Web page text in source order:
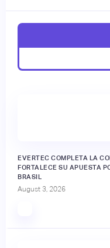
EVERTEC COMPLETA LA
FORTALECE SU APUESTA
BRASIL
August 3, 2026